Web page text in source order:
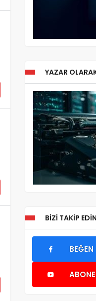
YAZAR
BIZI TAKIP EDIN
BEĞEN
ABONE